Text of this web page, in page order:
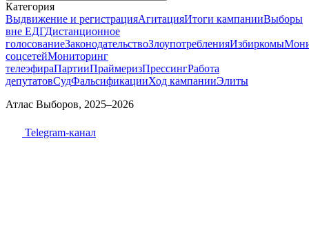
Категория
Выдвижение и регистрацияАгитацияИтоги кампанииВыборы
вне ЕДГДистанционное
голосованиеЗаконодательствоЗлоупотребленияИзбиркомы
соцсетейМониторинг
телеэфираПартииПраймеризПрессингРабота
депутатовСудФальсификацииХод кампанииЭлиты
Атлас Выборов, 2025–2026
Telegram-канал